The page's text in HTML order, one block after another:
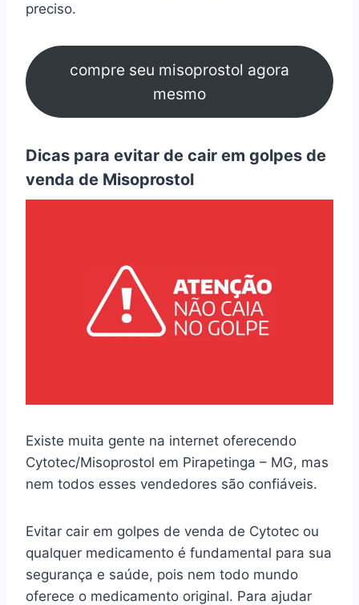
preciso.
compre seu misoprostol agora
mesmo
Dicas para evitar de cair em golpes de
venda de Misoprostol
Existe muita gente na internet oferecendo
Cytotec/Misoprostol em Pirapetinga – MG, mas
nem todos esses vendedores são confiáveis.
Evitar cair em golpes de venda de Cytotec ou
qualquer medicamento é fundamental para sua
segurança e saúde, pois nem todo mundo
oferece o medicamento original. Para ajudar